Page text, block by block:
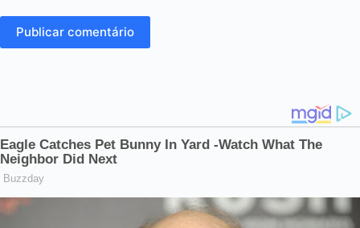
Publicar comentário